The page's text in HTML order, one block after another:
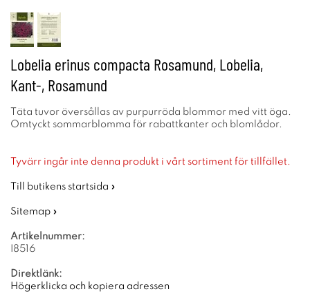
Lobelia erinus compacta Rosamund, Lobelia,
Kant-, Rosamund
Täta tuvor översållas av purpurröda blommor med vitt öga.
Omtyckt sommarblomma för rabattkanter och blomlådor.
Tyvärr ingår inte denna produkt i vårt sortiment för tillfället.
Till butikens startsida »
Sitemap »
Artikelnummer:
I8516
Direktlänk:
Högerklicka och kopiera adressen